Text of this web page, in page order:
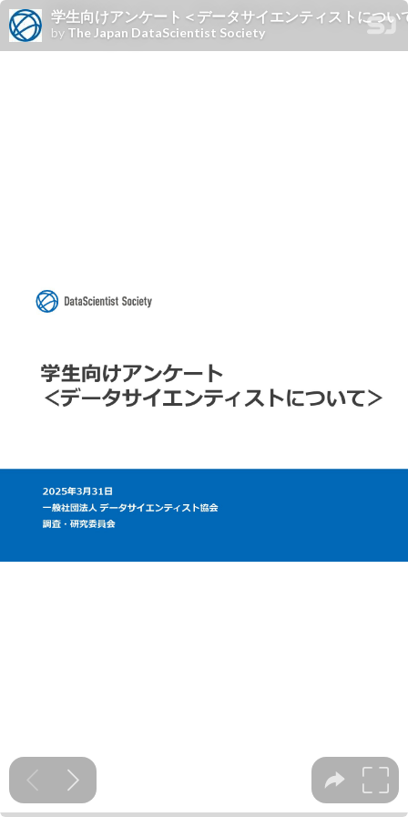
学生向けアンケート＜データサイエンティストについ
by The Japan DataScientist Society